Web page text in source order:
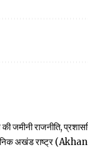
की जमीनी राजनीति,
अखंड राष्ट्र